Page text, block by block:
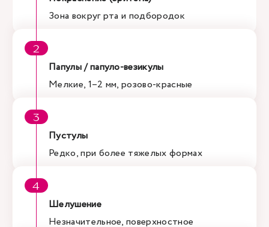
Зона вокруг рта и подбородок
Папулы / папуло-везикулы
Мелкие, 1–2 мм, розово-красные
Пустулы
Редко, при более тяжелых формах
Шелушение
Незначительное, поверхностное